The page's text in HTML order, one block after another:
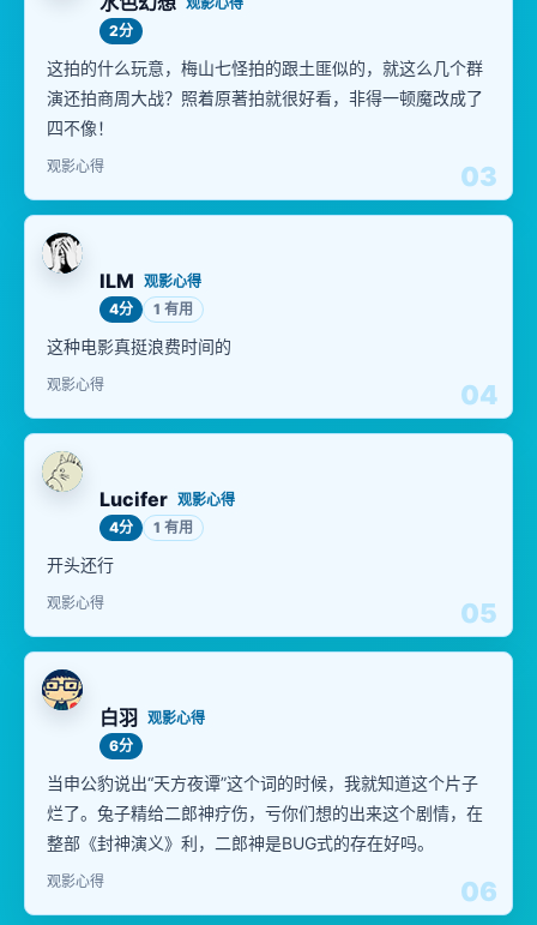
03
2分
这拍的什么玩意，梅山七怪拍的跟土匪似的，就这么几个群
演还拍商周大战？照着原著拍就很好看，非得一顿魔改成了
四不像！
观影心得
04
ILM 观影心得
4分
1 有用
这种电影真挺浪费时间的
观影心得
05
Lucifer 观影心得
4分
1 有用
开头还行
观影心得
06
白羽
观影心得
6分
当申公豹说出“天方夜谭”这个词的时候，我就知道这个片子
烂了。兔子精给二郎神疗伤，亏你们想的出来这个剧情，在
整部《封神演义》利，二郎神是BUG式的存在好吗。
观影心得